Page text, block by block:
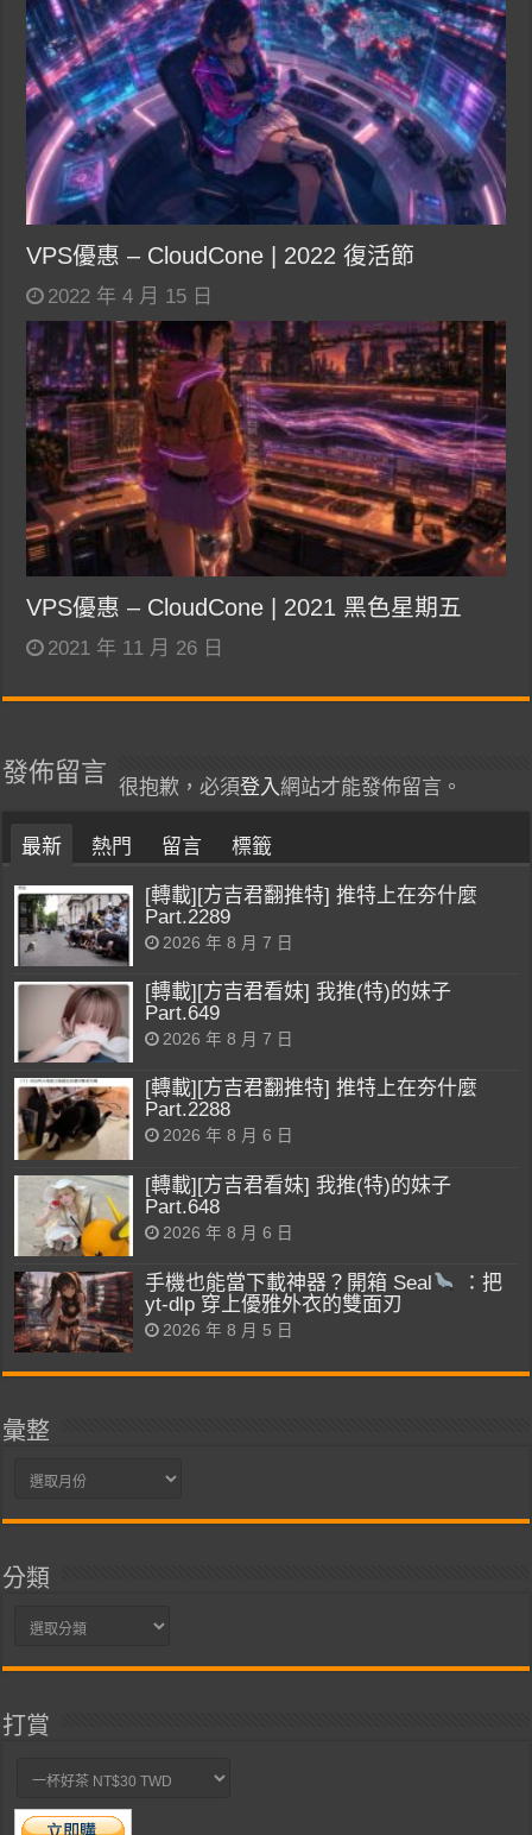
VPS優惠 – CloudCone | 2022 復活節
2022 年 4 月 15 日
VPS優惠 – CloudCone | 2021 黑色星期五
2021 年 11 月 26 日
發佈留言
很抱歉，必須登入網站才能發佈留言。
最新 熱門 留言 標籤
[轉載][方吉君翻推特] 推特上在夯什麼
Part.2289
2026 年 8 月 7 日
[轉載][方吉君看妹] 我推(特)的妹子
Part.649
2026 年 8 月 7 日
[轉載][方吉君翻推特] 推特上在夯什麼
Part.2288
2026 年 8 月 6 日
[轉載][方吉君看妹] 我推(特)的妹子
Part.648
2026 年 8 月 6 日
手機也能當下載神器？開箱 Seal
：把
yt-dlp 穿上優雅外衣的雙面刃
2026 年 8 月 5 日
彙整
彙
分類
分
打賞